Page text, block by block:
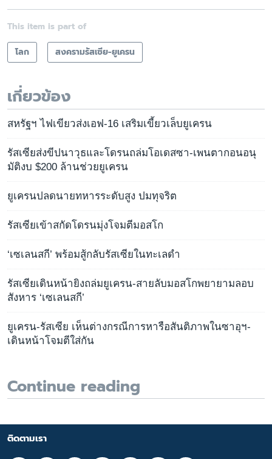
This item is part of
โลก
สงครามรัสเซีย-ยูเครน
เกี่ยวข้อง
สหรัฐฯ ไฟเขียวส่งเอฟ-16 เสริมเขี้ยวเล็บยูเครน
รัสเซียส่งขีปนาวุธและโดรนถล่มโอเดสซา-เพนตากอนอนุ
มัติงบ $200 ล้านช่วยยูเครน
ยูเครนปลดนายทหารระดับสูง ปมทุจริต
รัสเซียเข้าสกัดโดรนมุ่งโจมตีมอสโก
‘เซเลนสกี’ พร้อมสู้กลับรัสเซียในทะเลดำ
รัสเซียเดินหน้ายิงถล่มยูเครน-สายลับมอสโกพยายามลอบ
สังหาร ‘เซเลนสกี’
ยูเครน-รัสเซีย เห็นต่างกรณีการหารือสันติภาพในซาอุฯ-
เดินหน้าโจมตีใส่กัน
Continue reading
ติดตามเรา